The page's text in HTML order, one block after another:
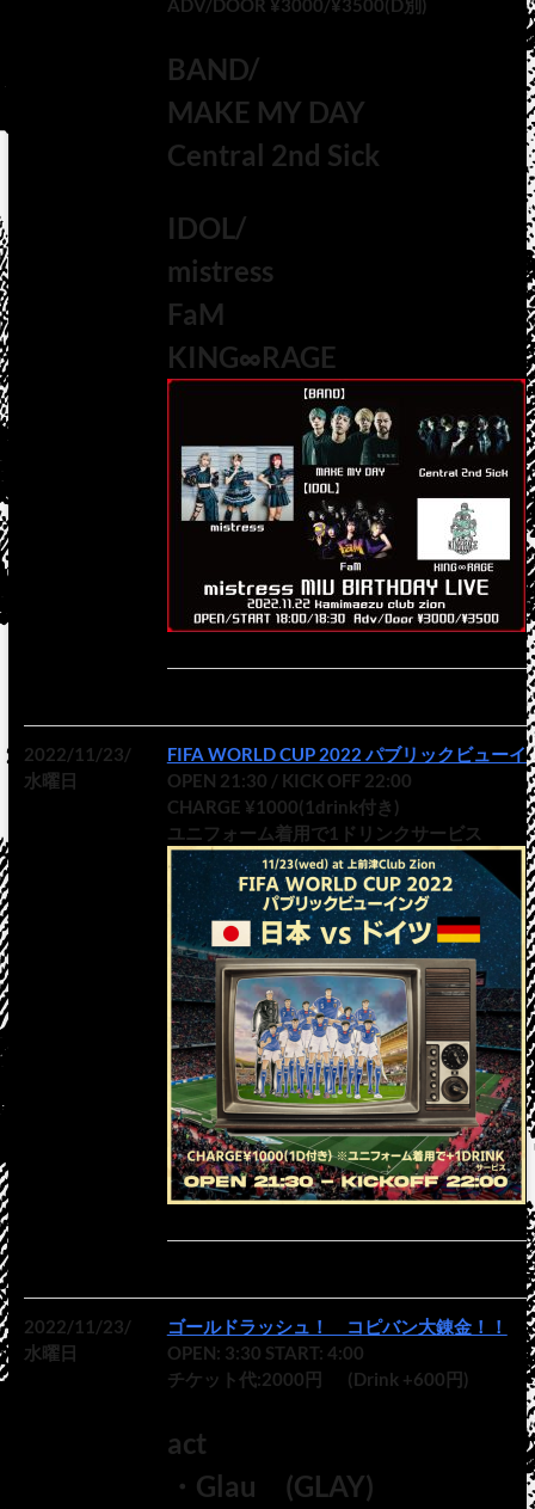
ADV/DOOR ¥3000/¥3500(D別)
BAND/
MAKE MY DAY
Central 2nd Sick
IDOL/
mistress
FaM
KING∞RAGE
2022/11/23/
水曜日
FIFA WORLD CUP 2022 パブリックビューイ
OPEN 21:30 / KICK OFF 22:00
CHARGE ¥1000(1drink付き)
ユニフォーム着用で1ドリンクサービス
2022/11/23/
水曜日
ゴールドラッシュ！ コピバン大錬金！！
OPEN: 3:30 START: 4:00
チケット代:2000円 (Drink +600円)
act
・Glau (GLAY)